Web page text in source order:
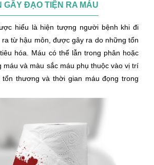
GÂY ĐẠO TIỆN RA MÁU
hiểu là hiện tượng người bệnh khi đi
ra từ hậu môn, được gây ra do những tổn
hóa. Máu có thể lẫn trong phân hoặc
máu và màu sắc máu phụ thuộc vào vị trí
thương và thời gian máu đọng trong